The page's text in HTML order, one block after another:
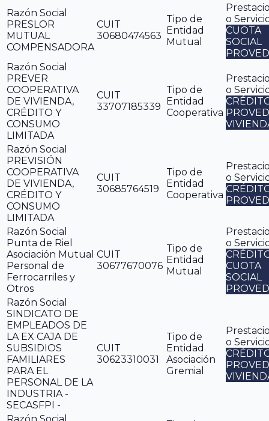
Razón Social
PRESLOR
MUTUAL
COMPENSADORA
CUIT
30680474563
Tipo de
Entidad
Mutual
o
CUOTA
SOCIAL
Razón Social
PREVER
COOPERATIVA
DE VIVIENDA,
CRÉDITO Y
CONSUMO
LIMITADA
CUIT
33707185339
Tipo de
Entidad
Cooperativa
o
Razón Social
PREVISIÓN
COOPERATIVA
DE VIVIENDA,
CRÉDITO Y
CONSUMO
LIMITADA
CUIT
30685764519
Tipo de
Entidad
Cooperativa
o
Razón Social
Punta de Riel
Asociación Mutual
Personal de
Ferrocarriles y
Otros
CUIT
30677670076
Tipo de
Entidad
Mutual
o
CUOTA
SOCIAL
Razón Social
SINDICATO DE
EMPLEADOS DE
LA EX CAJA DE
SUBSIDIOS
FAMILIARES
PARA EL
PERSONAL DE LA
INDUSTRIA -
SECASFPI -
CUIT
30623310031
Tipo de
Entidad
Asociación
Gremial
o